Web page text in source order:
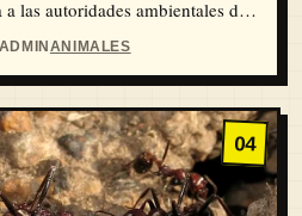
las autoridades ambientales del
ANIMALES
04